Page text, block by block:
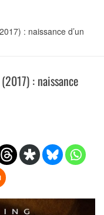
: naissance d’un
: naissance